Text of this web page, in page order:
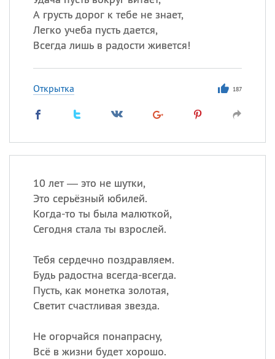
А грусть дорог к тебе не знает,
Легко учеба пусть дается,
Всегда лишь в радости живется!
Открытка 187
10 лет — это не шутки,
Это серьёзный юбилей.
Когда-то ты была малюткой,
Сегодня стала ты взрослей.
Тебя сердечно поздравляем.
Будь радостна всегда-всегда.
Пусть, как монетка золотая,
Светит счастливая звезда.
Не огорчайся понапрасну,
Всё в жизни будет хорошо.